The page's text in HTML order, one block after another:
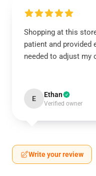
Shopping at this
patient and provided
needed to adjust my
E Ethan
Verified owner
Write your review